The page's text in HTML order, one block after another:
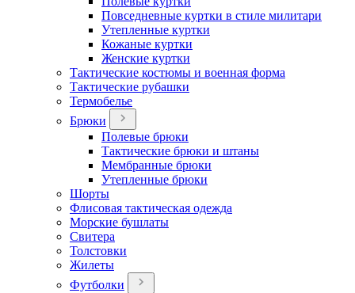
Повседневные куртки в стиле милитари
Утепленные куртки
Кожаные куртки
Женские куртки
Тактические костюмы и военная форма
Тактические рубашки
Термобелье
Брюки
Полевые брюки
Тактические брюки и штаны
Мембранные брюки
Утепленные брюки
Шорты
Флисовая тактическая одежда
Морские бушлаты
Свитера
Толстовки
Жилеты
Футболки